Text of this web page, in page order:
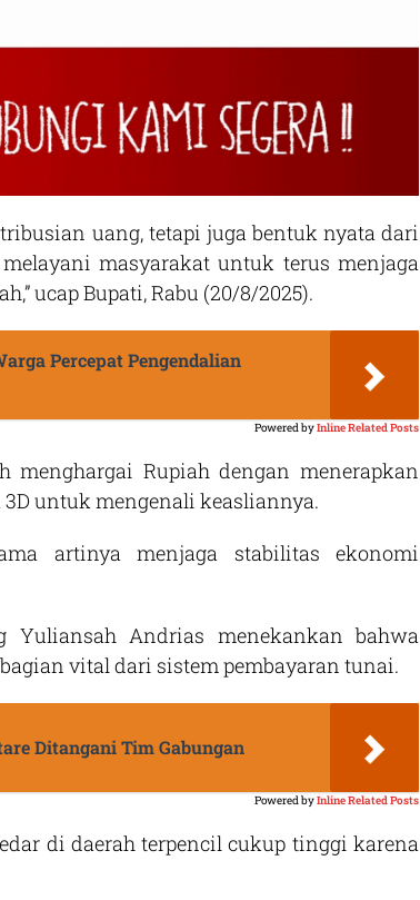
uang, tetapi juga bentuk nyata dari
masyarakat untuk terus menjaga
ucap Bupati, Rabu (20/8/2025).
Percepat Pengendalian
Powered byInline Related Posts
menghargai Rupiah dengan menerapkan
untuk mengenali keasliannya.
artinya menjaga stabilitas ekonomi
Yuliansah Andrias menekankan bahwa
vital dari sistem pembayaran tunai.
Ditangani Tim Gabungan
Powered byInline Related Posts
di daerah terpencil cukup tinggi karena